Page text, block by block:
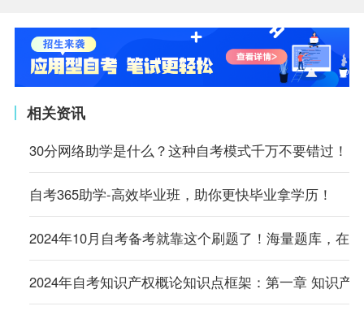
相关资讯
30分网络助学是什么？这种自考模式千万不要错过！
自考365助学-高效毕业班，助你更快毕业拿学历！
2024年10月自考备考就靠这个刷题了！海量题库，在
2024年自考知识产权概论知识点框架：第一章 知识产